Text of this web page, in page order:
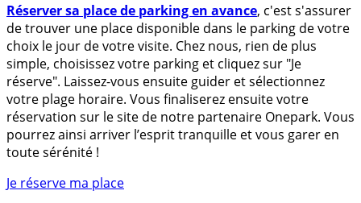
Réserver sa place de parking en avance, c'est s'assurer
de trouver une place disponible dans le parking de votre
choix le jour de votre visite. Chez nous, rien de plus
simple, choisissez votre parking et cliquez sur "Je
réserve". Laissez-vous ensuite guider et sélectionnez
votre plage horaire. Vous finaliserez ensuite votre
réservation sur le site de notre partenaire Onepark. Vous
pourrez ainsi arriver l’esprit tranquille et vous garer en
toute sérénité !
Je réserve ma place